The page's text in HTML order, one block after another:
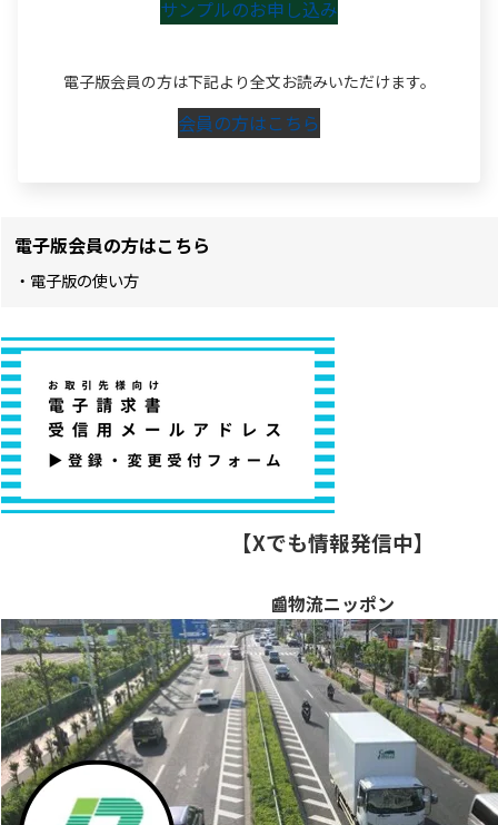
サンプルのお申し込み
電子版会員の方は下記より全文お読みいただけます。
会員の方はこちら
電子版会員の方はこちら
・電子版の使い方
【Xでも情報発信中】
📰物流ニッポン